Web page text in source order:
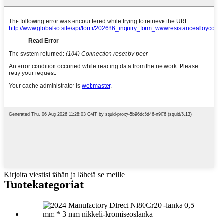
Kirjoita viestisi tähän ja lähetä se meille
Tuotekategoriat